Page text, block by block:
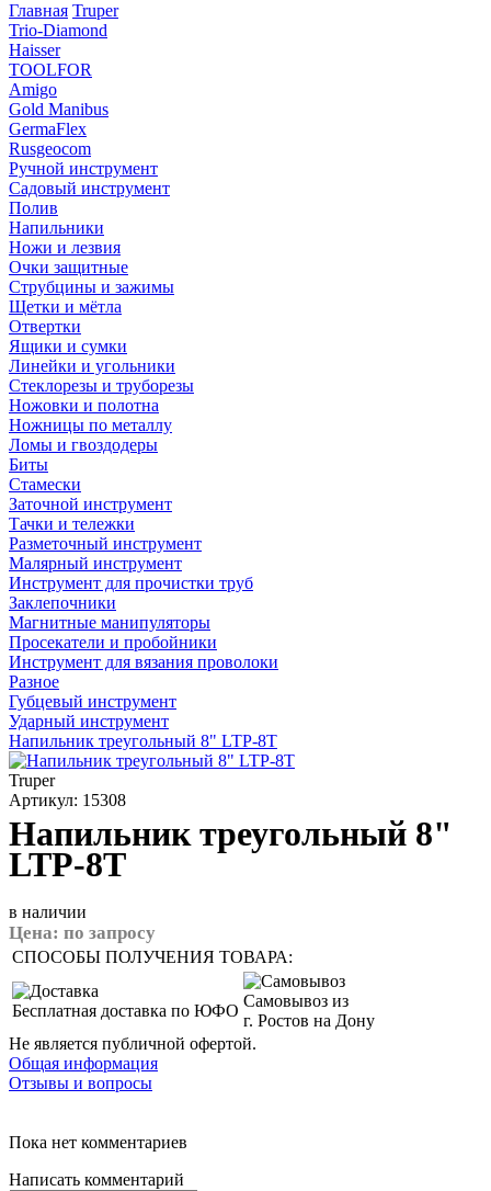
Главная Truper
Trio-Diamond
Haisser
TOOLFOR
Amigo
Gold Manibus
GermaFlex
Rusgeocom
Ручной инструмент
Садовый инструмент
Полив
Напильники
Ножи и лезвия
Очки защитные
Струбцины и зажимы
Щетки и мётла
Отвертки
Ящики и сумки
Линейки и угольники
Стеклорезы и труборезы
Ножовки и полотна
Ножницы по металлу
Ломы и гвоздодеры
Биты
Стамески
Заточной инструмент
Тачки и тележки
Разметочный инструмент
Малярный инструмент
Инструмент для прочистки труб
Заклепочники
Магнитные манипуляторы
Просекатели и пробойники
Инструмент для вязания проволоки
Разное
Губцевый инструмент
Ударный инструмент
Напильник треугольный 8" LTP-8T
Truper
Артикул: 15308
Напильник треугольный 8"
LTP-8T
в наличии
Цена: по запросу
СПОСОБЫ ПОЛУЧЕНИЯ ТОВАРА:
Бесплатная доставка по ЮФО
Самовывоз из
г. Ростов на Дону
Не является публичной офертой.
Общая информация
Отзывы и вопросы
Пока нет комментариев
Написать комментарий